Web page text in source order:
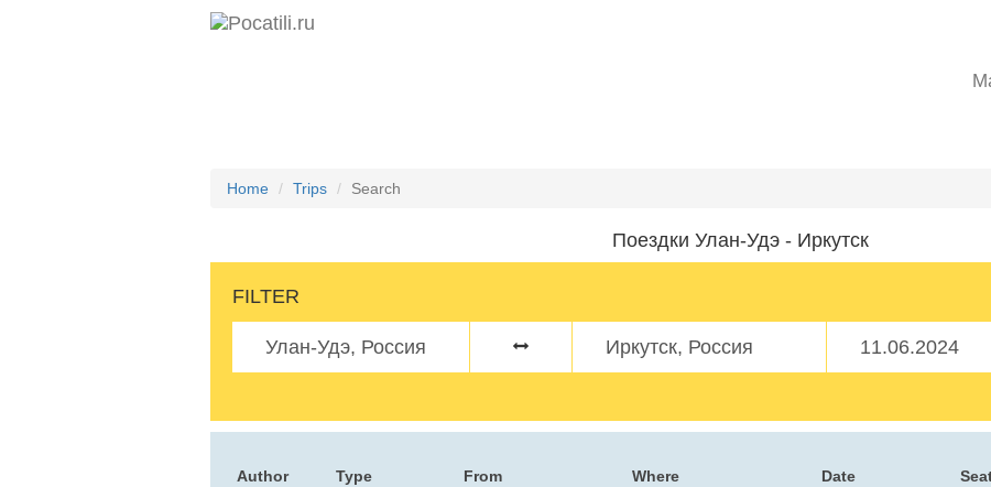
Home Trips Search
Поездки Улан-Удэ - Иркутск
FILTER
Author Type From Where Date